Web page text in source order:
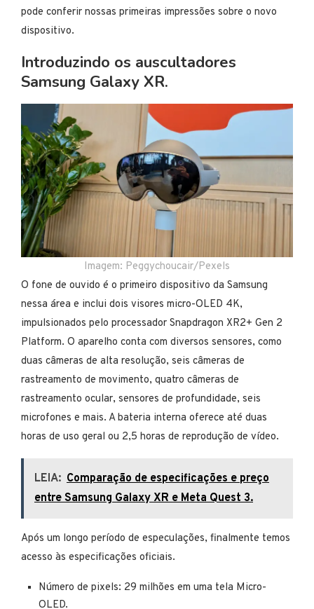
pode conferir nossas primeiras impressões sobre o novo
dispositivo.
Introduzindo os auscultadores
Samsung Galaxy XR.
Imagem: Peggychoucair/Pexels
O fone de ouvido é o primeiro dispositivo da Samsung
nessa área e inclui dois visores micro-OLED 4K,
impulsionados pelo processador Snapdragon XR2+ Gen 2
Platform. O aparelho conta com diversos sensores, como
duas câmeras de alta resolução, seis câmeras de
rastreamento de movimento, quatro câmeras de
rastreamento ocular, sensores de profundidade, seis
microfones e mais. A bateria interna oferece até duas
horas de uso geral ou 2,5 horas de reprodução de vídeo.
LEIA: Comparação de especificações e preço
entre Samsung Galaxy XR e Meta Quest 3.
Após um longo período de especulações, finalmente temos
acesso às especificações oficiais.
Número de pixels: 29 milhões em uma tela Micro-
OLED.